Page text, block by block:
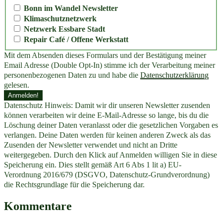
Bonn im Wandel Newsletter
Klimaschutznetzwerk
Netzwerk Essbare Stadt
Repair Café / Offene Werkstatt
Mit dem Absenden dieses Formulars und der Bestätigung meiner
Email Adresse (Double Opt-In) stimme ich der Verarbeitung meiner
personenbezogenen Daten zu und habe die Datenschutzerklärung
gelesen.
Datenschutz Hinweis: Damit wir dir unseren Newsletter zusenden
können verarbeiten wir deine E-Mail-Adresse so lange, bis du die
Löschung deiner Daten veranlasst oder die gesetzlichen Vorgaben es
verlangen. Deine Daten werden für keinen anderen Zweck als das
Zusenden der Newsletter verwendet und nicht an Dritte
weitergegeben. Durch den Klick auf Anmelden willigen Sie in diese
Speicherung ein. Dies stellt gemäß Art 6 Abs 1 lit a) EU-
Verordnung 2016/679 (DSGVO, Datenschutz-Grundverordnung)
die Rechtsgrundlage für die Speicherung dar.
Kommentare